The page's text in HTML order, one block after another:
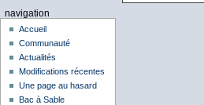
navigation
Accueil
Communauté
Actualités
Modifications récentes
Une page au hasard
Bac à Sable